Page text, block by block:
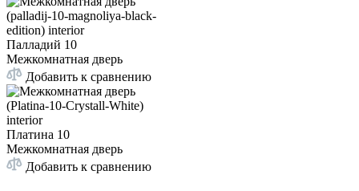
Палладий 10
Межкомнатная дверь
Добавить к сравнению
Платина 10
Межкомнатная дверь
Добавить к сравнению